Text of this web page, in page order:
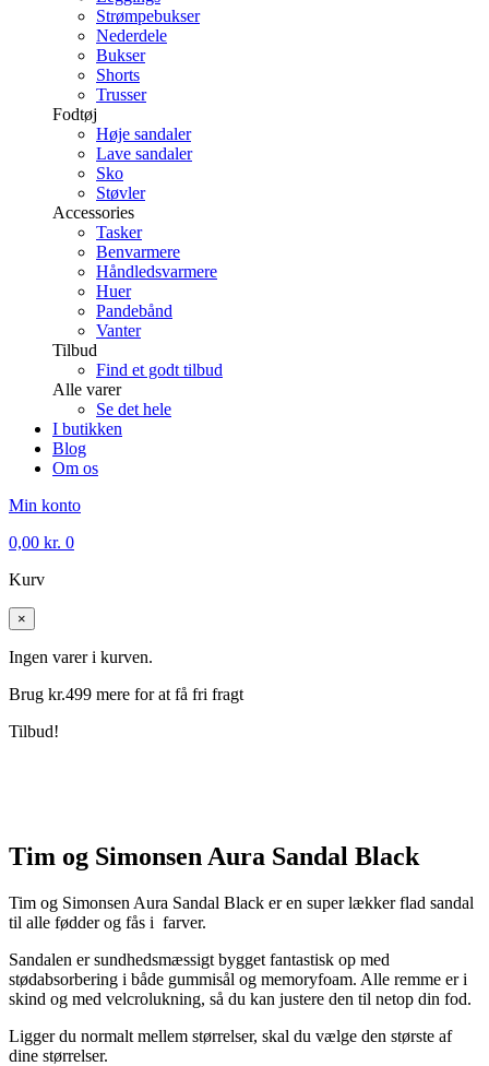
Strømpebukser
Nederdele
Bukser
Shorts
Trusser
Fodtøj
Høje sandaler
Lave sandaler
Sko
Støvler
Accessories
Tasker
Benvarmere
Håndledsvarmere
Huer
Pandebånd
Vanter
Tilbud
Find et godt tilbud
Alle varer
Se det hele
I butikken
Blog
Om os
Min konto
0,00 kr. 0
Kurv
×
Ingen varer i kurven.
Brug kr.499 mere for at få fri fragt
Tilbud!
Tim og Simonsen Aura Sandal Black
Tim og Simonsen Aura Sandal Black er en super lækker flad sandal
til alle fødder og fås i farver.
Sandalen er sundhedsmæssigt bygget fantastisk op med
stødabsorbering i både gummisål og memoryfoam. Alle remme er i
skind og med velcrolukning, så du kan justere den til netop din fod.
Ligger du normalt mellem størrelser, skal du vælge den største af
dine størrelser.